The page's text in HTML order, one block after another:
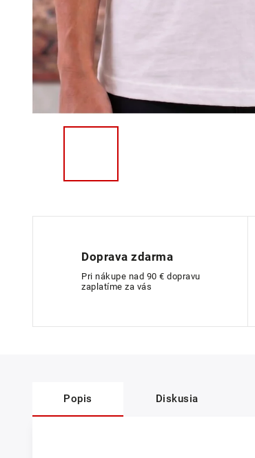
Doprava zdarma
Pri nákupe nad 90 € dopravu
zaplatíme za vás
Popis Diskusia